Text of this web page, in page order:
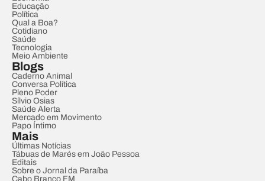
Educação
Política
Qual a Boa?
Cotidiano
Saúde
Tecnologia
Meio Ambiente
Blogs
Caderno Animal
Conversa Política
Pleno Poder
Sílvio Osias
Saúde Alerta
Mercado em Movimento
Papo Íntimo
Mais
Últimas Notícias
Tábuas de Marés em João Pessoa
Editais
Sobre o Jornal da Paraíba
Cabo Branco FM